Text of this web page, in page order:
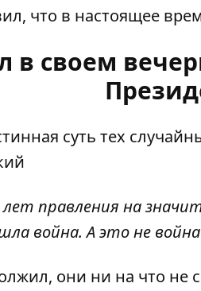
что в настоящее
в своем
суть тех
лет правления на
война. А это не
они ни на что не